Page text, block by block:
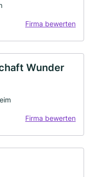
Firma bewerten
Wunder
Firma bewerten